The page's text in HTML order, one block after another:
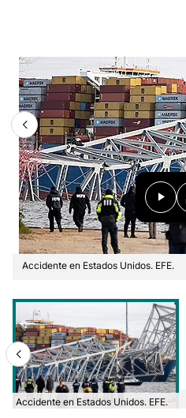
Accidente en Estados Unidos. EFE.
Accidente en Estados Unidos. EFE.